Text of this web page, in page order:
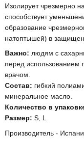
Изолирует чрезмерно
способствует
образование
натоптышей) в
Важно: людям с
перед использованием
врачом.
Состав: гибкий
минеральное масло.
Количество в
Размер: S, L
Производитель -